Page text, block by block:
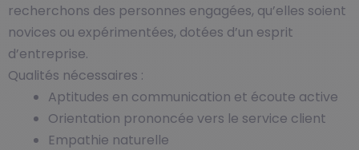
recherchons des personnes engagées, qu’elles soient
novices ou expérimentées, dotées d’un esprit
d’entreprise.
Qualités nécessaires :
Aptitudes en communication et écoute active
Orientation prononcée vers le service client
Empathie naturelle